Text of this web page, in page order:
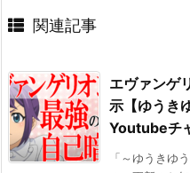
関連記事
エヴァンゲ
示【ゆうき
Youtubeチ
「～ゆうきゆ